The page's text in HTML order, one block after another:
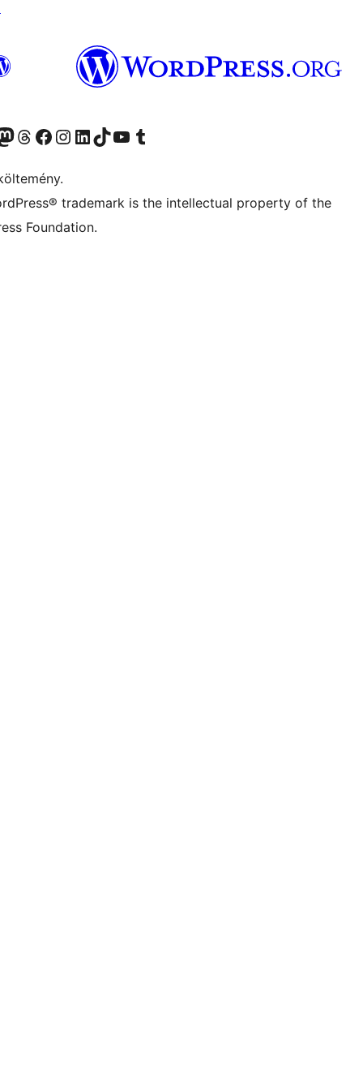
accountaccountcsatornánk
Visit our Threads account
Facebook oldalunk megtekintése
Visit our Instagram account
Visit our LinkedIn account
Visit our TikTok account
Visit our YouTube channel
Visit our Tumblr account
trademark is the intellectual property of the
Foundation.